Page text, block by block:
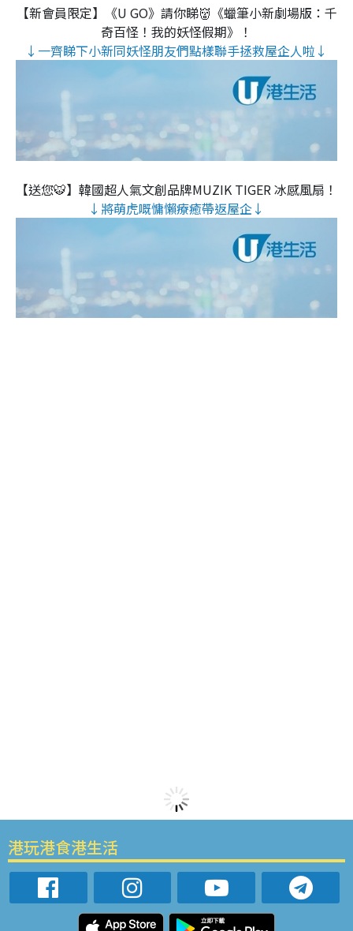
【新會員限定】《U GO》請你睇👹《蠟筆小新劇場版：千
奇百怪！我的妖怪假期》！
↓一齊睇下小新同妖怪朋友們點樣聯手拯救屋企人啦↓
【送您🐯】韓國超人氣文創品牌MUZIK TIGER 冰感風扇！
↓將萌虎嘅慵懶療癒帶返屋企↓
港玩港食港生活